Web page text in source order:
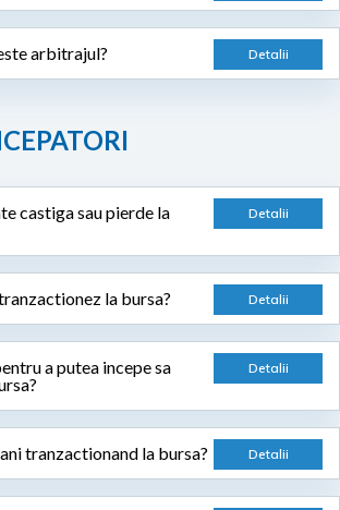
arbitrajul?
castiga sau pierde la
la bursa?
a putea incepe sa
tranzactionand la bursa?